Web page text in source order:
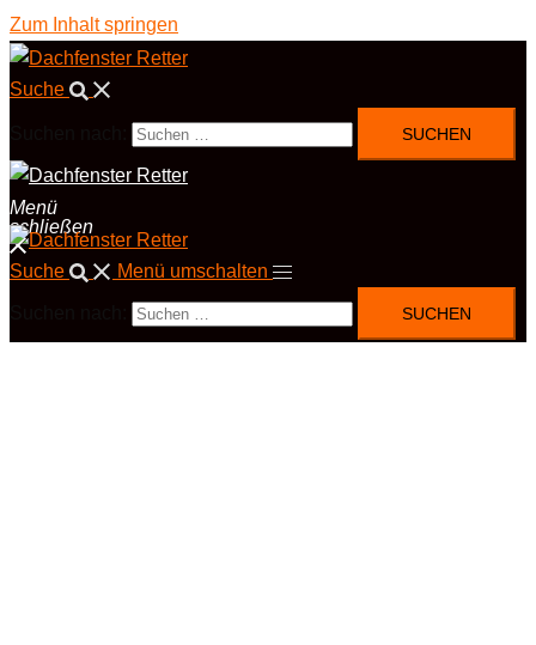
Zum Inhalt springen
Suche
Menü
schließen
Suche Menü umschalten